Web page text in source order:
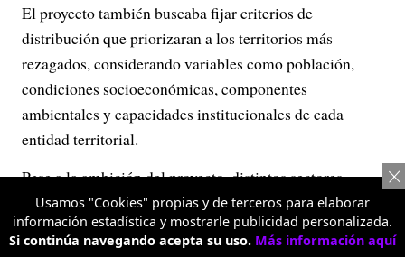
El proyecto también buscaba fijar criterios de
distribución que priorizaran a los territorios más
rezagados, considerando variables como población,
condiciones socioeconómicas, componentes
ambientales y capacidades institucionales de cada
entidad territorial.
Pese a la ambición del proyecto, distintos sectores
señalaron desde el inicio que el articulado no resolvía el
problema que le da nombre a la Ley. La Silla Vacía
tituló uno de sus análisis advirtiendo que la ley “hace de
Usamos "Cookies" propias y de terceros para elaborar
información estadística y mostrarle publicidad personalizada.
Si continúa navegando acepta su uso. Más información aquí